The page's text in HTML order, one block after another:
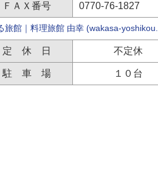
ＦＡＸ番号 0770-76-1827
旅館｜料理旅館 由幸 (wakasa-
定 休 日 不定休
駐 車 場 １０台